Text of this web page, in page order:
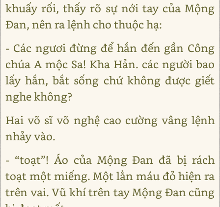
khuấy rối, thấy rõ sự nới tay của Mộng
Ðan, nên ra lệnh cho thuộc hạ:
- Các ngươi đừng để hắn đến gần Công
chúa A mộc Sa! Kha Hản. các người bao
lấy hắn, bắt sống chứ không được giết
nghe không?
Hai võ sĩ võ nghệ cao cường vâng lệnh
nhảy vào.
- “toạt”! Áo của Mộng Ðan đã bị rách
toạt một miếng. Một lằn máu đỏ hiện ra
trên vai. Vũ khí trên tay Mộng Ðan cũng